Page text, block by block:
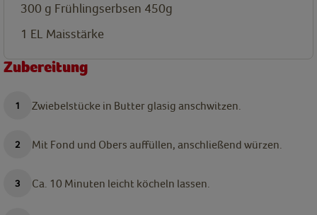
300 g Frühlingserbsen 450g
1 EL Maisstärke
Zubereitung
Zwiebelstücke in Butter glasig anschwitzen.
Mit Fond und Obers auffüllen, anschließend würzen.
Ca. 10 Minuten leicht köcheln lassen.